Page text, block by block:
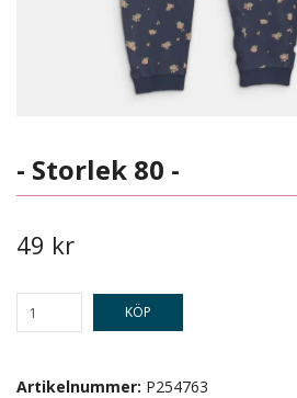
- Storlek 80 -
49 kr
KÖP
Artikelnummer: P254763